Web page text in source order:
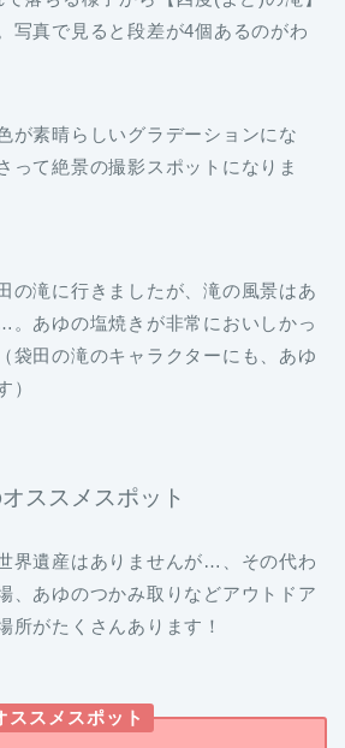
写真で見ると段差が4個あるのがわ
が素晴らしいグラデーションにな
って絶景の撮影スポットになりま
の滝に行きましたが、滝の風景はあ
。あゆの塩焼きが非常においしかっ
袋田の滝のキャラクターにも、あゆ
）
ススメスポット
界遺産はありませんが…、その代わ
、あゆのつかみ取りなどアウトドア
所がたくさんあります！
ススメスポット